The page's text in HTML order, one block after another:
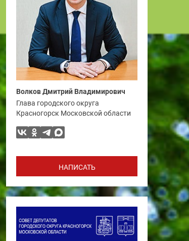
Волков Дмитрий Владимирович
Глава городского округа
Красногорск Московской области
НАПИСАТЬ